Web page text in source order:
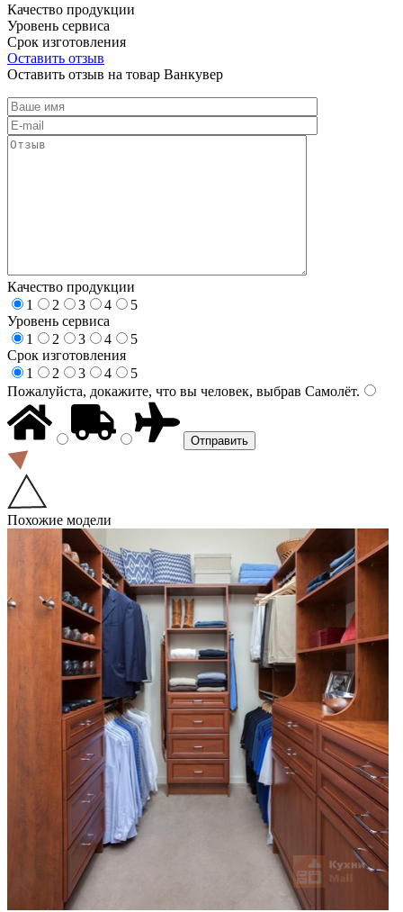
Качество продукции
Уровень сервиса
Срок изготовления
Оставить отзыв
Оставить отзыв на товар Ванкувер
Качество продукции
1
2 3 4
5
Уровень сервиса
1
2 3 4
5
Срок изготовления
1
2 3 4
5
Пожалуйста, докажите, что вы человек, выбрав Самолёт.
Похожие модели